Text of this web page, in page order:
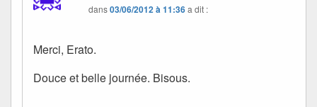
dans03/06/2012 à 11:36a dit :
Merci, Erato.
Douce et belle journée. Bisous.